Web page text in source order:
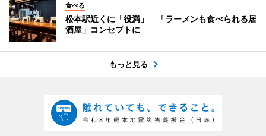
食べる
松本駅近くに「役満」 「ラーメンも食べられる居
酒屋」コンセプトに
もっと見る